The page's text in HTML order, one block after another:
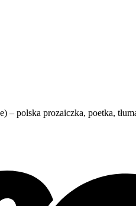
polska prozaiczka, poetka,